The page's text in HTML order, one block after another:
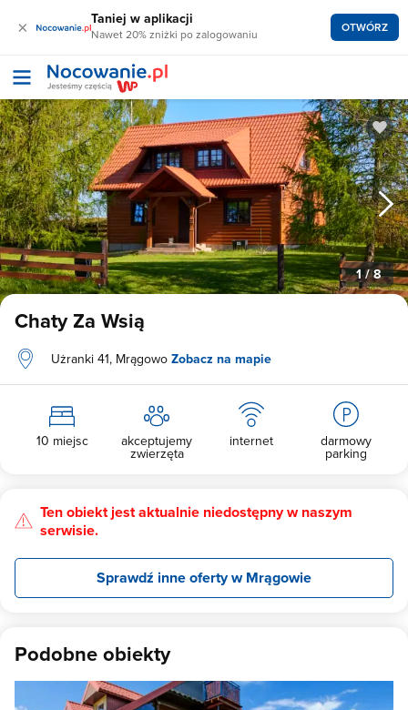
× Taniej w aplikacji
Nawet 20% zniżki po zalogowaniu OTWÓRZ
1/ 8
Chaty Za Wsią
Użranki 41, Mrągowo Zobacz na mapie
10 miejsc akceptujemy
zwierzęta
internet darmowy
parking
Ten obiekt jest aktualnie niedostępny w naszym
serwisie.
Sprawdź inne oferty w Mrągowie
Podobne obiekty